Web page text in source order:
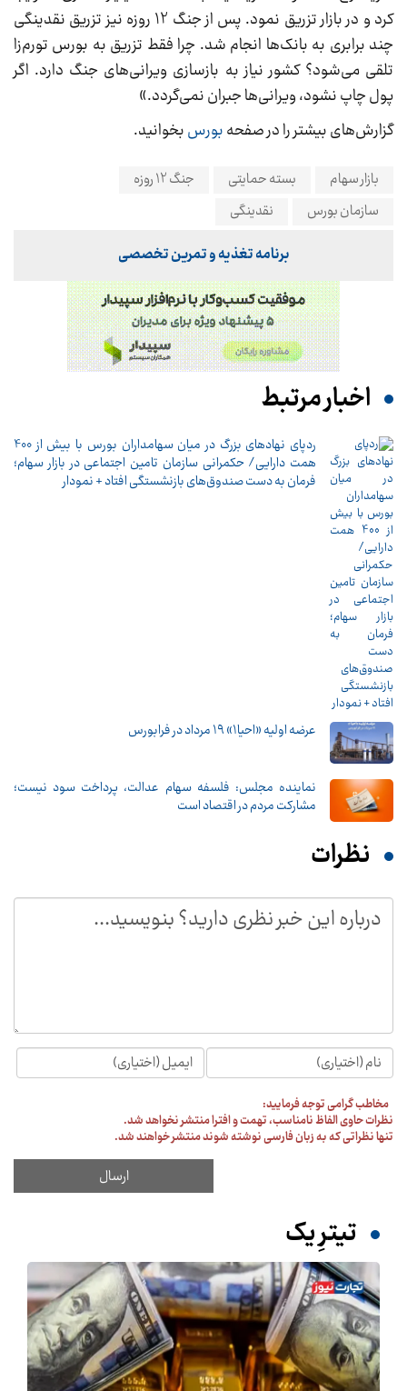
کرد و در بازار تزریق نمود. پس از جنگ 12 روزه نیز تزریق نقدینگی
چند برابری به بانک‌ها انجام شد. چرا فقط تزریق به بورس تورم‌زا
تلقی می‌شود؟ کشور نیاز به بازسازی ویرانی‌های جنگ دارد. اگر
پول چاپ نشود، ویرانی‌ها جبران نمی‌گردد.»
گزارش‌های بیشتر را در صفحهبورسبخوانید.
بازار سهام بسته حمایتی
جنگ 12 روزه
سازمان بورس
نقدینگی
برنامه تغذیه و تمرین تخصصی
اخبار مرتبط
ردپای نهادهای بزرگ در میان سهامداران بورس با بیش از 400
همت دارایی/ حکمرانی سازمان تامین اجتماعی در بازار سهام؛
فرمان به دست صندوق‌های بازنشستگی افتاد + نمودار
عرضه اولیه «احیا۱» ۱۹ مرداد در فرابورس
نماینده مجلس: فلسفه سهام عدالت، پرداخت سود نیست؛
مشارکت مردم در اقتصاد است
نظرات
مخاطب گرامی توجه فرمایید:
نظرات حاوی الفاظ نامناسب، تهمت و افترا منتشر نخواهد شد.
تنها نظراتی که به زبان فارسی نوشته شوند منتشر خواهند شد.
تیترِ یک